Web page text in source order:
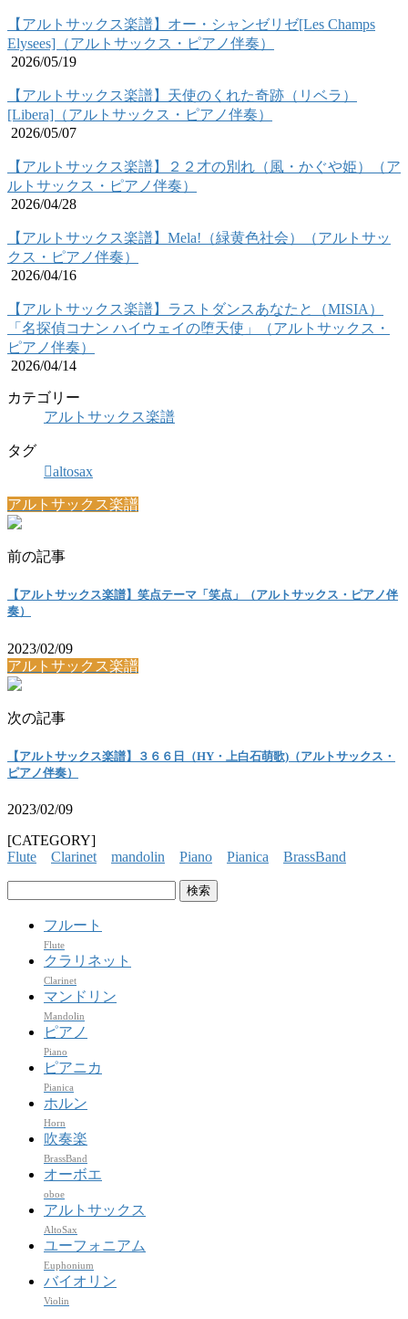
【アルトサックス楽譜】オー・シャンゼリゼ[Les Champs
Elysees]（アルトサックス・ピアノ伴奏）
2026/05/19
【アルトサックス楽譜】天使のくれた奇跡（リベラ）
[Libera]（アルトサックス・ピアノ伴奏）
2026/05/07
【アルトサックス楽譜】２２才の別れ（風・かぐや姫）（ア
ルトサックス・ピアノ伴奏）
2026/04/28
【アルトサックス楽譜】Mela!（緑黄色社会）（アルトサッ
クス・ピアノ伴奏）
2026/04/16
【アルトサックス楽譜】ラストダンスあなたと（MISIA）
「名探偵コナン ハイウェイの堕天使」（アルトサックス・
ピアノ伴奏）
2026/04/14
カテゴリー
アルトサックス楽譜
タグ
altosax
アルトサックス楽譜
前の記事
【アルトサックス楽譜】笑点テーマ「笑点」（アルトサックス・ピアノ伴
奏）
2023/02/09
アルトサックス楽譜
次の記事
【アルトサックス楽譜】３６６日（HY・上白石萌歌)（アルトサックス・
ピアノ伴奏）
2023/02/09
[CATEGORY]
Flute
Clarinet mandolin Piano Pianica
BrassBand
フルート
Flute
クラリネット
Clarinet
マンドリン
Mandolin
ピアノ
Piano
ピアニカ
Pianica
ホルン
Horn
吹奏楽
BrassBand
オーボエ
oboe
アルトサックス
AltoSax
ユーフォニアム
Euphonium
バイオリン
Violin